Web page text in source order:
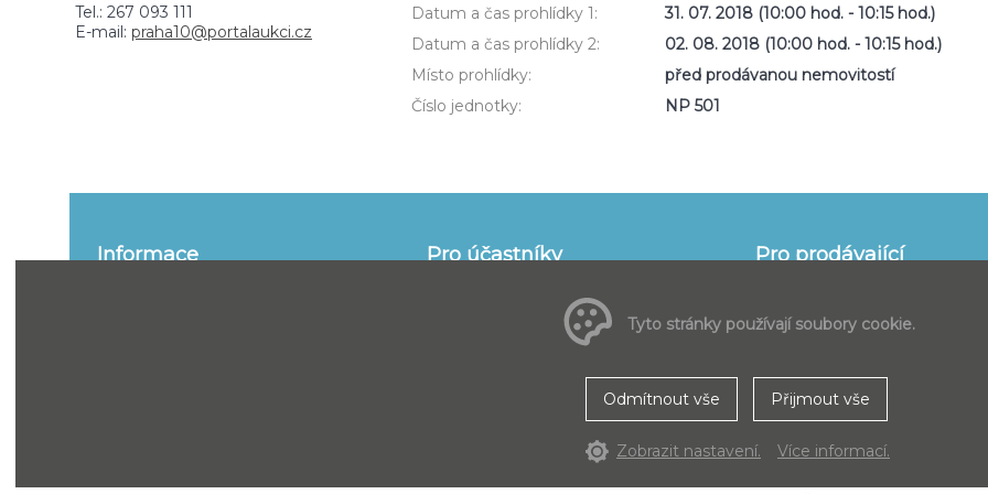
Tel.: 267 093 111
E-mail: praha10@portalaukci.cz
Datum a čas prohlídky 1:
31. 07. 2018 (10:00 hod. - 10:15 hod.)
Datum a čas prohlídky 2:
02. 08. 2018 (10:00 hod. - 10:15 hod.)
Místo prohlídky:
před prodávanou nemovitostí
Číslo jednotky:
NP 501
Informace Pro účastníky
Smluvní podmínky pro účastníky
Pro prodávající
Všeobecné obchodní
zadávání inzerce
poskytování služeb
Ceník
Tyto stránky používají soubory cookie.
Odmítnout vše Přijmout vše
Zobrazit nastavení. Více informací.